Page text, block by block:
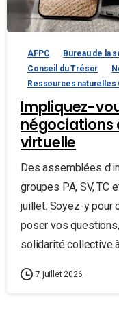
AFPC
Bureau de la
Conseil du Trésor
Ressources naturelles
Impliquez-
négociations
virtuelle
Des assemblées
groupes PA, SV, TC
juillet. Soyez-y pour
poser vos
solidarité collective
7 juillet 2026